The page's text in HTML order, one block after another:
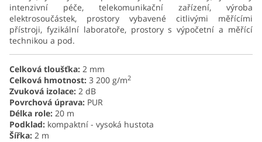
intenzivní péče, telekomunikační zařízení, výroba
elektrosoučástek, prostory vybavené citlivými měřícími
přístroji, fyzikální laboratoře, prostory s výpočetní a měřící
technikou a pod.
Celková tloušťka: 2 mm
Celková hmotnost: 3 200 g/m2
Zvuková izolace: 2 dB
Povrchová úprava: PUR
Délka role: 20 m
Podklad: kompaktní - vysoká hustota
Šířka: 2 m